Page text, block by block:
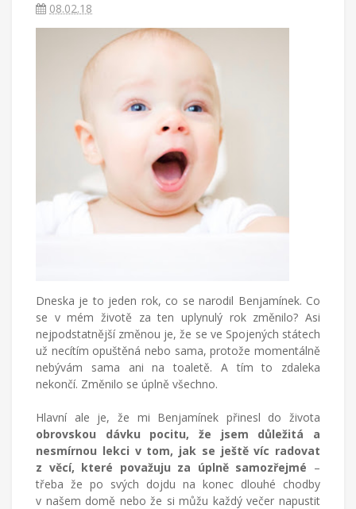
píše
blog
mateřství
všednodenního
08.02.18
Dneska je to jeden rok, co se narodil Benjamínek. Co
se v mém životě za ten uplynulý rok změnilo? Asi
nejpodstatnější změnou je, že se ve Spojených státech
už necítím opuštěná nebo sama, protože momentálně
nebývám sama ani na toaletě. A tím to zdaleka
nekončí. Změnilo se úplně všechno.
Hlavní ale je, že mi Benjamínek přinesl do života
obrovskou dávku pocitu, že jsem důležitá a
nesmírnou lekci v tom, jak se ještě víc radovat
z věcí, které považuju za úplně samozřejmé –
třeba že po svých dojdu na konec dlouhé chodby
v našem domě nebo že si můžu každý večer napustit